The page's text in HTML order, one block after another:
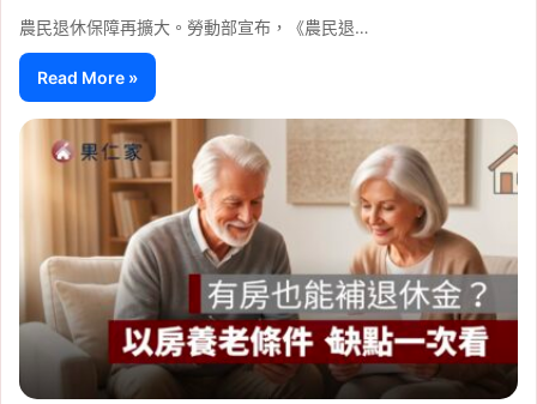
農民退休保障再擴大。勞動部宣布，《農民退…
Read More »